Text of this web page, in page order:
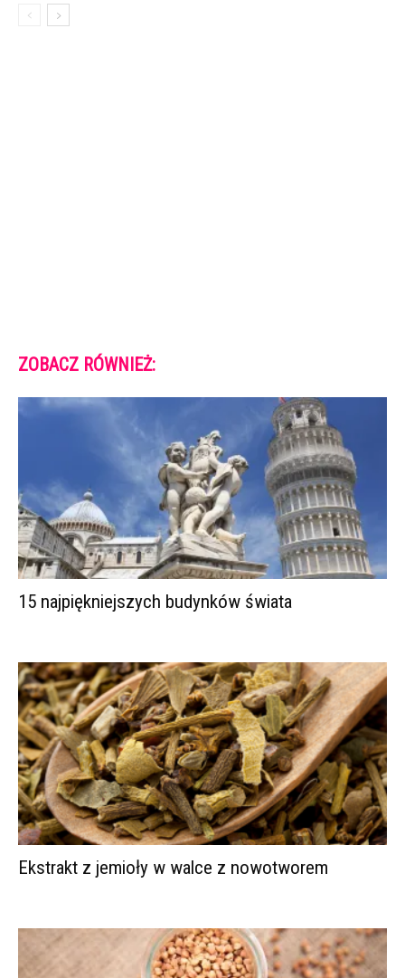
ZOBACZ RÓWNIEŻ:
15 najpiękniejszych budynków świata
Ekstrakt z jemioły w walce z nowotworem